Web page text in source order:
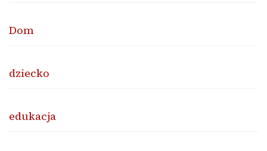
Dom
dziecko
edukacja